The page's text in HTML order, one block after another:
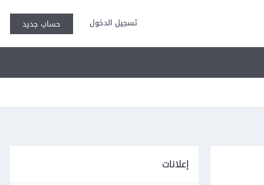
تسجيل الدخول حساب جديد
إعلانات